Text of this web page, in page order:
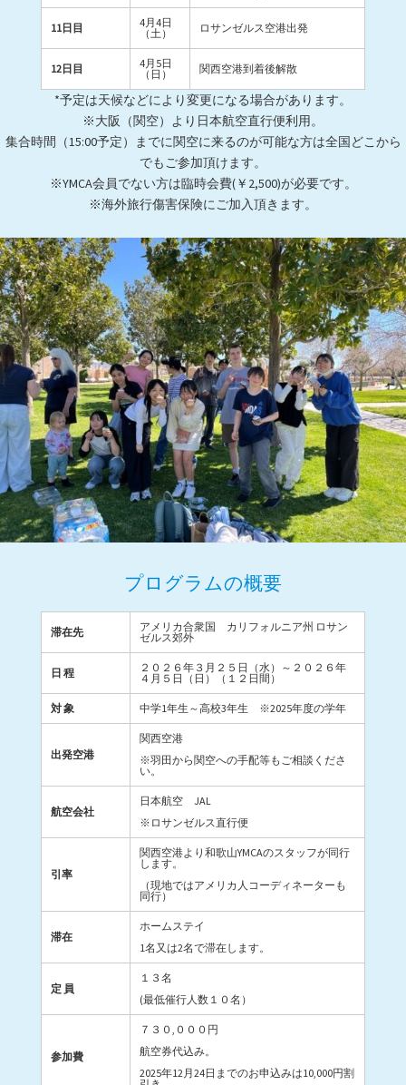
11日目
4月4日
（土）
ロサンゼルス空港出発
12日目
4月5日
（日）
関西空港到着後解散
*予定は天候などにより変更になる場合があります。
※大阪（関空）より日本航空直行便利用。
集合時間（15:00予定）までに関空に来るのが可能な方は全国どこから
でもご参加頂けます。
※YMCA会員でない方は臨時会費(￥2,500)が必要です。
※海外旅行傷害保険にご加入頂きます。
プログラムの概要
滞在先
アメリカ合衆国 カリフォルニア州 ロサン
ゼルス郊外
日 程
２０２６年３月２５日（水）～２０２６年
４月５日（日）（１２日間）
対 象 中学1年生～高校3年生 ※2025年度の学年
出発空港
関西空港
※羽田から関空への手配等もご相談くださ
い。
航空会社
日本航空 JAL
※ロサンゼルス直行便
引率
関西空港より和歌山YMCAのスタッフが同行
します。
（現地ではアメリカ人コーディネーターも
同行）
滞在
ホームステイ
1名又は2名で滞在します。
定 員
１３名
(最低催行人数１０名）
参加費
７３０,０００円
航空券代込み。
2025年12月24日までのお申込みは10,000円割